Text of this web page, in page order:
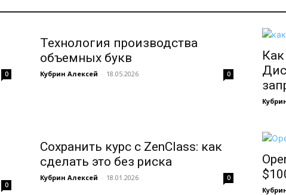
0
Технология производства
объемных букв
Кубрин Алексей - 18.05.2026 0
0
Сохранить курс с ZenClass: как
сделать это без риска
Кубрин Алексей - 18.01.2026 0